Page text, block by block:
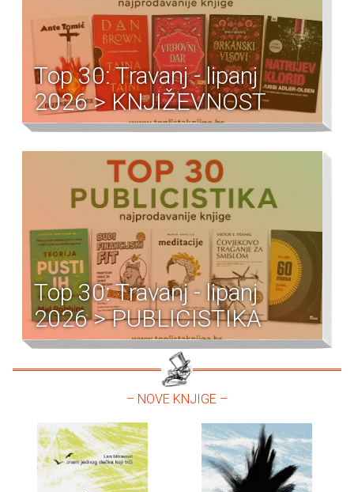
Top 30: Travanj - lipanj
2026 > KNJIŽEVNOST
Top 30: Travanj - lipanj
2026 > PUBLICISTIKA
– NOVE KNJIGE –